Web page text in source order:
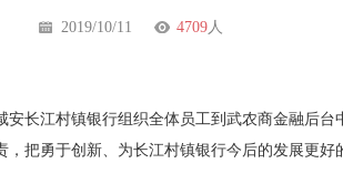
2019/10/11 4709人
长江村镇银行组织全体员工到武农商金融后台
把勇于创新、为长江村镇银行今后的发展更好